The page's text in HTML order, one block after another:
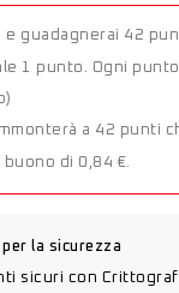
e guadagnerai 42
1 punto. Ogni
a 42 punti
di 0,84 €.
la sicurezza
sicuri con